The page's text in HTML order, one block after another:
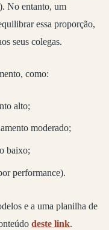
No entanto, um
essa proporção,
seus colegas.
como:
alto;
moderado;
baixo;
performance).
e a uma planilha de
deste link.